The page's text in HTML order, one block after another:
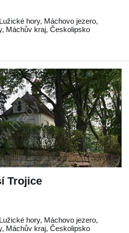
Lužické hory, Máchovo jezero,
, Máchův kraj, Českolipsko
Trojice
Lužické hory, Máchovo jezero,
, Máchův kraj, Českolipsko